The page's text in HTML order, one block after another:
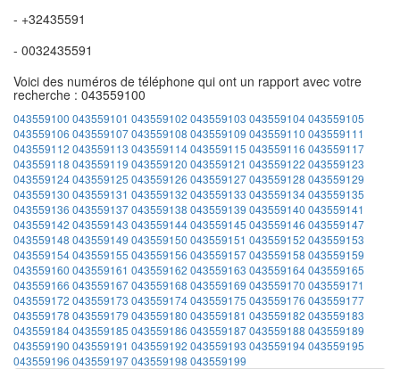
- +32435591
- 0032435591
Voici des numéros de téléphone qui ont un rapport avec votre
recherche : 043559100
043559100 043559101 043559102 043559103 043559104043559105
043559106 043559107043559108 043559109 043559110 043559111
043559112 043559113 043559114043559115 043559116 043559117
043559118 043559119 043559120 043559121 043559122 043559123
043559124043559125 043559126 043559127043559128 043559129
043559130 043559131 043559132 043559133 043559134043559135
043559136 043559137043559138 043559139 043559140 043559141
043559142 043559143 043559144043559145 043559146 043559147
043559148 043559149 043559150 043559151 043559152 043559153
043559154043559155 043559156 043559157043559158 043559159
043559160 043559161 043559162 043559163 043559164043559165
043559166 043559167043559168 043559169 043559170 043559171
043559172 043559173 043559174043559175 043559176 043559177
043559178 043559179 043559180 043559181 043559182 043559183
043559184043559185 043559186 043559187043559188 043559189
043559190 043559191 043559192 043559193 043559194043559195
043559196 043559197043559198 043559199